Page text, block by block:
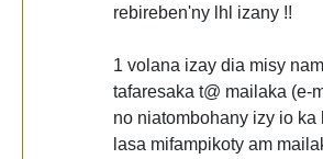
rebireben'ny lhl izany !!
1 volana izay dia misy
tafaresaka t@ mailaka (e-
no niatombohany izy io ka
lasa mifampikoty am